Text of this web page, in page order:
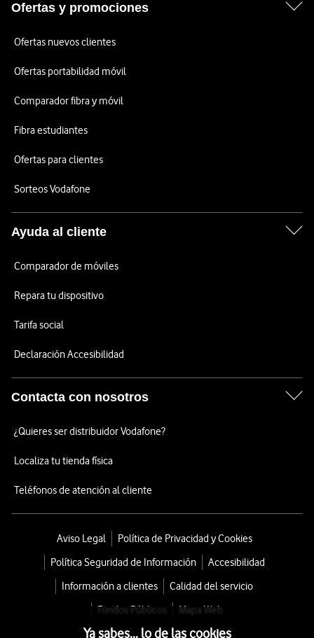
Ofertas y promociones
Ofertas nuevos clientes
Ofertas portabilidad móvil
Comparador fibra y móvil
Fibra estudiantes
Ofertas para clientes
Sorteos Vodafone
Ayuda al cliente
Comparador de móviles
Repara tu dispositivo
Tarifa social
Declaración Accesibilidad
Contacta con nosotros
¿Quieres ser distribuidor Vodafone?
Localiza tu tienda física
Teléfonos de atención al cliente
Aviso Legal
Política de Privacidad y Cookies
Política Seguridad de Información
Accesibilidad
Información a clientes
Calidad del servicio
Fondos Públicos
Mapa Web
Ya sabes... lo de las cookies